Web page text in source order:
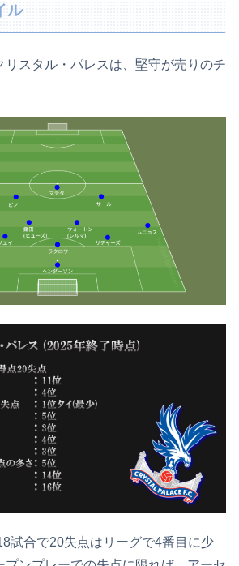
ル
リスタル・パレスは、堅守が売りのチ
試合で20失点はリーグで4番目に少